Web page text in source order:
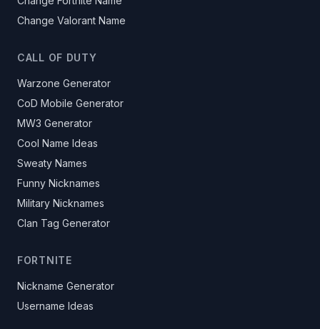
Change Valorant Name
CALL OF DUTY
Warzone Generator
CoD Mobile Generator
MW3 Generator
Cool Name Ideas
Sweaty Names
Funny Nicknames
Military Nicknames
Clan Tag Generator
FORTNITE
Nickname Generator
Username Ideas